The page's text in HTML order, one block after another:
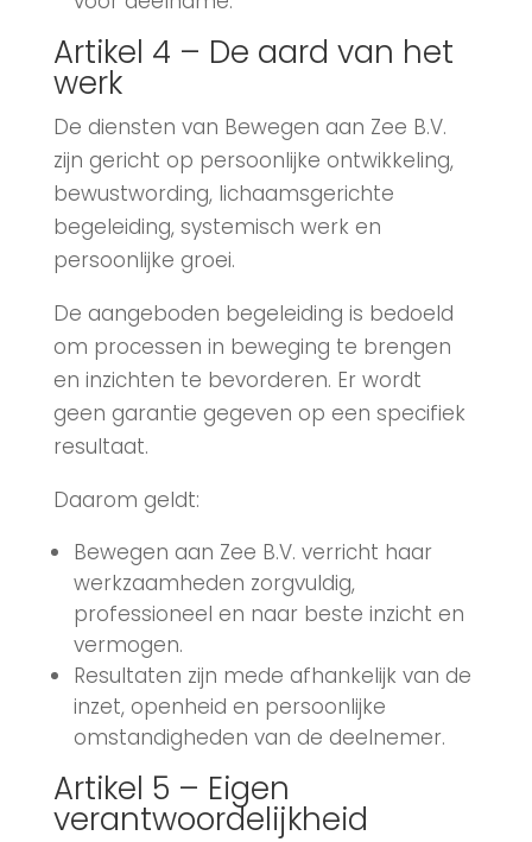
Artikel 4 – De aard van het
werk
De diensten van Bewegen aan Zee B.V.
zijn gericht op persoonlijke ontwikkeling,
bewustwording, lichaamsgerichte
begeleiding, systemisch werk en
persoonlijke groei.
De aangeboden begeleiding is bedoeld
om processen in beweging te brengen
en inzichten te bevorderen. Er wordt
geen garantie gegeven op een specifiek
resultaat.
Daarom geldt:
Bewegen aan Zee B.V. verricht haar
werkzaamheden zorgvuldig,
professioneel en naar beste inzicht en
vermogen.
Resultaten zijn mede afhankelijk van de
inzet, openheid en persoonlijke
omstandigheden van de deelnemer.
Artikel 5 – Eigen
verantwoordelijkheid